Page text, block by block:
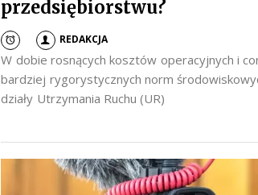
przedsiębiorstwu?
REDAKCJA
W dobie rosnących kosztów operacyjnych i
bardziej rygorystycznych norm
działy Utrzymania Ruchu (UR)